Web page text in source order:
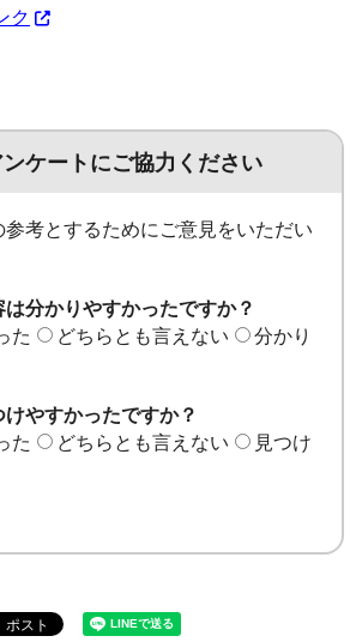
ク
ケートにご協力ください
考とするためにご意見をいただい
分かりやすかったですか？
た
どちらとも言えない
分かり
やすかったですか？
た
どちらとも言えない
見つけ